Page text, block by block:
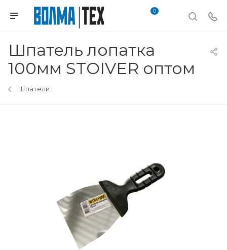
0
Шпатель лопатка
100мм STOIVER оптом
Шпатели